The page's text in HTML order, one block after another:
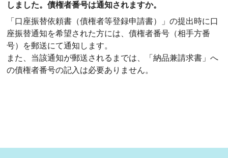
しました。債権者番号は通知されますか。
「口座振替依頼書（債権者等登録申請書）」の提出時に口
座振替通知を希望された方には、債権者番号（相手方番
号）を郵送にて通知します。
また、当該通知が郵送されるまでは、「納品兼請求書」へ
の債権者番号の記入は必要ありません。